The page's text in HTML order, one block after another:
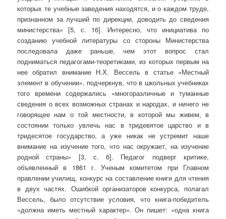
которых те учебные заведения находятся, и о каждом труде,
признанном за лучший по дирекции, доводить до сведения
министерства» [5, с. 16]. Интересно, что инициатива по
созданию учебной литературы со стороны Министерства
последовала даже раньше, чем этот вопрос стал
подниматься педагогами-теоретиками, из которых первым на
нее обратил внимание Н.Х. Вессель в статье «Местный
элемент в обучении», подчеркнув, что в школьных учебниках
того времени содержались «многоразличные и туманные
сведения о всех возможных странах и народах, и ничего не
говорящее нам о той местности, в которой мы живем, в
состоянии только увлечь нас в тридевятое царство и в
тридесятое государство, а уже никак не устремит наше
внимание на изучение того, что нас окружает, на изучение
родной страны» [3, с. 6]. Педагог подверг критике,
объявленный в 1861 г. Ученым комитетом при Главном
правлении училищ, конкурс на составление книги для чтения
в двух частях. Ошибкой организаторов конкурса, полагал
Вессель, было отсутствие условия, что книга-победитель
«должна иметь местный характер». Он пишет: «одна книга